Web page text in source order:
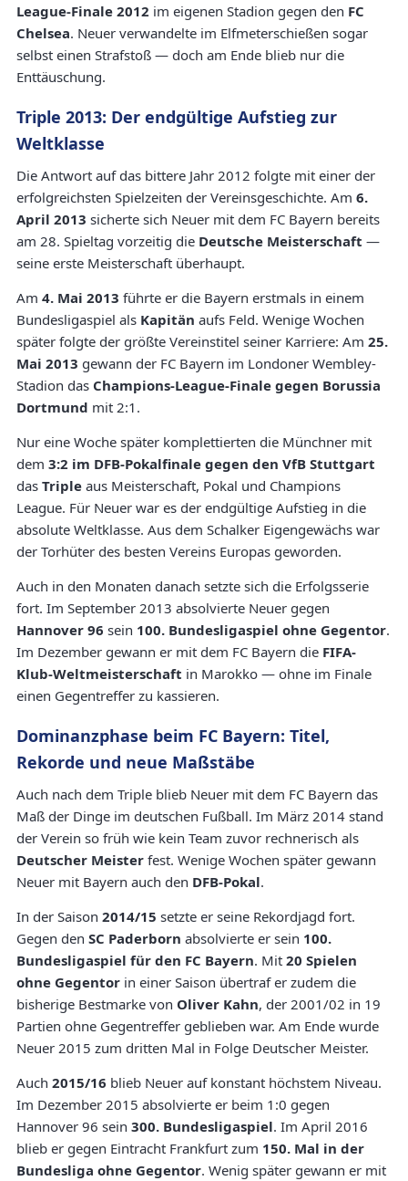
League-Finale 2012 im eigenen Stadion gegen den FC
Chelsea. Neuer verwandelte im Elfmeterschießen sogar
selbst einen Strafstoß — doch am Ende blieb nur die
Enttäuschung.
Triple 2013: Der endgültige Aufstieg zur
Weltklasse
Die Antwort auf das bittere Jahr 2012 folgte mit einer der
erfolgreichsten Spielzeiten der Vereinsgeschichte. Am 6.
April 2013 sicherte sich Neuer mit dem FC Bayern bereits
am 28. Spieltag vorzeitig die Deutsche Meisterschaft —
seine erste Meisterschaft überhaupt.
Am 4. Mai 2013 führte er die Bayern erstmals in einem
Bundesligaspiel als Kapitän aufs Feld. Wenige Wochen
später folgte der größte Vereinstitel seiner Karriere: Am 25.
Mai 2013 gewann der FC Bayern im Londoner Wembley-
Stadion das Champions-League-Finale gegen Borussia
Dortmund mit 2:1.
Nur eine Woche später komplettierten die Münchner mit
dem 3:2 im DFB-Pokalfinale gegen den VfB Stuttgart
das Triple aus Meisterschaft, Pokal und Champions
League. Für Neuer war es der endgültige Aufstieg in die
absolute Weltklasse. Aus dem Schalker Eigengewächs war
der Torhüter des besten Vereins Europas geworden.
Auch in den Monaten danach setzte sich die Erfolgsserie
fort. Im September 2013 absolvierte Neuer gegen
Hannover 96 sein 100. Bundesligaspiel ohne Gegentor.
Im Dezember gewann er mit dem FC Bayern die FIFA-
Klub-Weltmeisterschaft in Marokko — ohne im Finale
einen Gegentreffer zu kassieren.
Dominanzphase beim FC Bayern: Titel,
Rekorde und neue Maßstäbe
Auch nach dem Triple blieb Neuer mit dem FC Bayern das
Maß der Dinge im deutschen Fußball. Im März 2014 stand
der Verein so früh wie kein Team zuvor rechnerisch als
Deutscher Meister fest. Wenige Wochen später gewann
Neuer mit Bayern auch den DFB-Pokal.
In der Saison 2014/15 setzte er seine Rekordjagd fort.
Gegen den SC Paderborn absolvierte er sein 100.
Bundesligaspiel für den FC Bayern. Mit 20 Spielen
ohne Gegentor in einer Saison übertraf er zudem die
bisherige Bestmarke von Oliver Kahn, der 2001/02 in 19
Partien ohne Gegentreffer geblieben war. Am Ende wurde
Neuer 2015 zum dritten Mal in Folge Deutscher Meister.
Auch 2015/16 blieb Neuer auf konstant höchstem Niveau.
Im Dezember 2015 absolvierte er beim 1:0 gegen
Hannover 96 sein 300. Bundesligaspiel. Im April 2016
blieb er gegen Eintracht Frankfurt zum 150. Mal in der
Bundesliga ohne Gegentor. Wenig später gewann er mit